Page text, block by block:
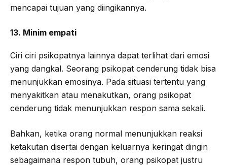
mencapai tujuan yang diingikannya.
13. Minim empati
Ciri ciri psikopatnya lainnya dapat terlihat dari emosi
yang dangkal. Seorang psikopat cenderung tidak bisa
menunjukkan emosinya. Pada situasi tertentu yang
menyakitkan atau menakutkan, orang psikopat
cenderung tidak menunjukkan respon sama sekali.
Bahkan, ketika orang normal menunjukkan reaksi
ketakutan disertai dengan keluarnya keringat dingin
sebagaimana respon tubuh, orang psikopat justru